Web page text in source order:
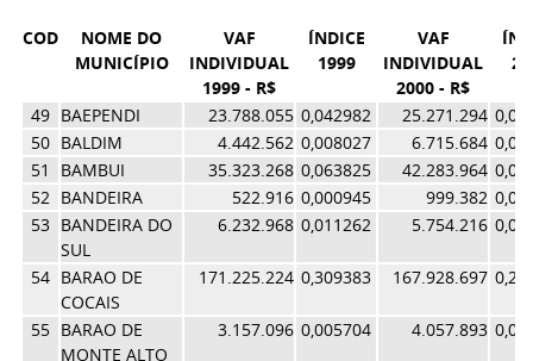
COD
NOME DO
MUNICÍPIO
VAF
INDIVIDUAL
1999 - R$
ÍNDICE
1999
VAF
INDIVIDUAL
2000 - R$
49 BAEPENDI 23.788.055 0,042982 25.271.294
50 BALDIM 4.442.562 0,008027 6.715.684
51
BAMBUI 35.323.268 0,063825 42.283.964
52 BANDEIRA 522.916 0,000945 999.382
53 BANDEIRA DO
SUL
6.232.968 0,011262 5.754.216
54 BARAO DE
COCAIS
171.225.224 0,309383 167.928.697
55 BARAO DE
MONTE ALTO
3.157.096 0,005704 4.057.893